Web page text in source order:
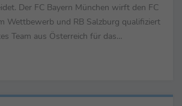
Der FC Bayern München wirft den FC
Wettbewerb und RB Salzburg qualifiziert
Team aus Österreich für das